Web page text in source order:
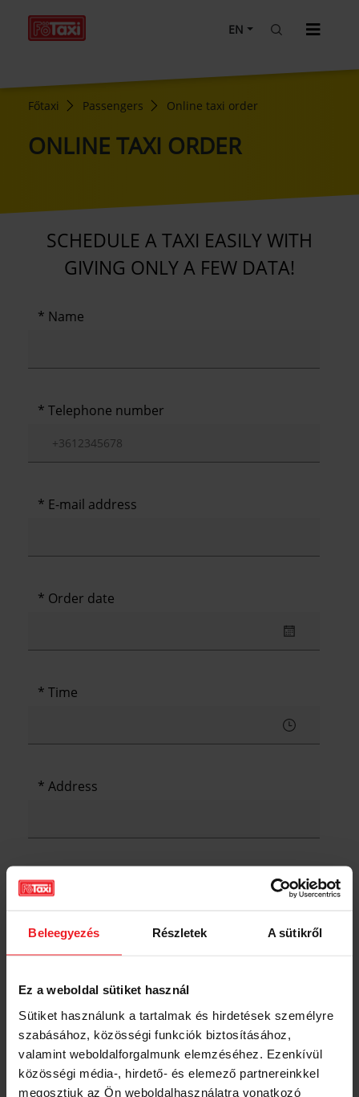
Beleegyezés Részletek A sütikről
Ez a weboldal sütiket használ
Sütiket használunk a tartalmak és hirdetések személyre
szabásához, közösségi funkciók biztosításához,
valamint weboldalforgalmunk elemzéséhez. Ezenkívül
közösségi média-, hirdető- és elemező partnereinkkel
megosztjuk az Ön weboldalhasználatra vonatkozó
EN
Főtaxi Passengers Online taxi order
ONLINE TAXI ORDER
SCHEDULE A TAXI EASILY WITH
GIVING ONLY A FEW DATA!
Name
Telephone number
E-mail address
Order date
Time
Address
Payment method
Driver's language skills